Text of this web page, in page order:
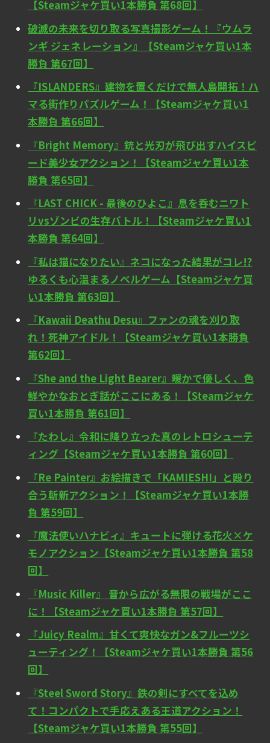
【Steamジャケ買い1本勝負 第68回】
破滅の未来を切り取る写真撮影ゲーム！『ウムラ
ンギ ジェネレーション』【Steamジャケ買い1本
勝負 第67回】
『ISLANDERS』建物を置くだけで無人島開拓！ハ
マる街作りパズルゲーム！【Steamジャケ買い1
本勝負 第66回】
『Bright Memory』銃と光刃が飛び出すハイスピ
ード美少女アクション！【Steamジャケ買い1本
勝負 第65回】
『LAST CHICK - 最後のひよこ』息を呑むニワト
リvsゾンビの生存バトル！【Steamジャケ買い1
本勝負 第64回】
『私は猫になりたい』ネコになった結果がコレ!?
ゆるくも心温まるノベルゲーム【Steamジャケ買
い1本勝負 第63回】
『Kawaii Deathu Desu』ファンの魂を刈り取
れ！死神アイドル！【Steamジャケ買い1本勝負
第62回】
『She and the Light Bearer』暖かで優しく、色
鮮やかなおとぎ話がここにある！【Steamジャケ
買い1本勝負 第61回】
『たわし』令和に降り立った真のレトロシューテ
ィング【Steamジャケ買い1本勝負 第60回】
『Re Painter』お絵描きで「KAMIESHI」と殴り
合う斬新アクション！【Steamジャケ買い1本勝
負 第59回】
『魔法使いハナビィ』キュートに弾ける花火×ケ
モノアクション【Steamジャケ買い1本勝負 第58
回】
『Music Killer』 音から広がる無限の戦場がここ
に！【Steamジャケ買い1本勝負 第57回】
『Juicy Realm』甘くて爽快なガン&フルーツシ
ューティング！【Steamジャケ買い1本勝負 第56
回】
『Steel Sword Story』鉄の剣にすべてを込め
て！コンパクトで手応えある王道アクション！
【Steamジャケ買い1本勝負 第55回】